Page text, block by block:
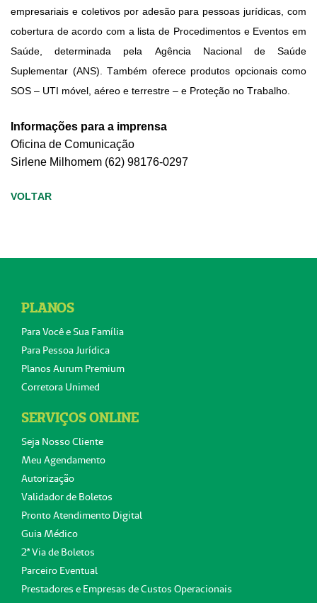
empresariais e coletivos por adesão para pessoas jurídicas, com
cobertura de acordo com a lista de Procedimentos e Eventos em
Saúde, determinada pela Agência Nacional de Saúde
Suplementar (ANS). Também oferece produtos opcionais como
SOS – UTI móvel, aéreo e terrestre – e Proteção no Trabalho.
Informações para a imprensa
Oficina de Comunicação
Sirlene Milhomem (62) 98176-0297
VOLTAR
PLANOS
Para Você e Sua Família
Para Pessoa Jurídica
Planos Aurum Premium
Corretora Unimed
SERVIÇOS ONLINE
Seja Nosso Cliente
Meu Agendamento
Autorização
Validador de Boletos
Pronto Atendimento Digital
Guia Médico
2ª Via de Boletos
Parceiro Eventual
Prestadores e Empresas de Custos Operacionais